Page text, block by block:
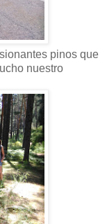
pinos que
nuestro